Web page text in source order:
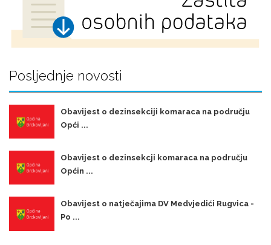
Posljednje novosti
Obavijest o dezinsekciji komaraca na području
Opći ...
Obavijest o dezinsekcji komaraca na području
Općin ...
Obavijest o natječajima DV Medvjedići Rugvica -
Po ...